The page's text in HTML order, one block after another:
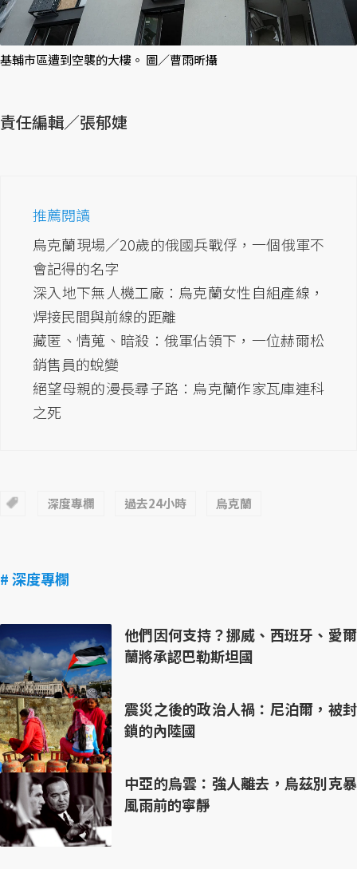
基輔市區遭到空襲的大樓。 圖／曹雨昕攝
責任編輯／張郁婕
推薦閱讀
烏克蘭現場／20歲的俄國兵戰俘，一個俄軍不
會記得的名字
深入地下無人機工廠：烏克蘭女性自組產線，
焊接民間與前線的距離
藏匿、情蒐、暗殺：俄軍佔領下，一位赫爾松
銷售員的蛻變
絕望母親的漫長尋子路：烏克蘭作家瓦庫連科
之死
深度專欄 過去24小時 烏克蘭
# 深度專欄
他們因何支持？挪威、西班牙、愛爾
蘭將承認巴勒斯坦國
震災之後的政治人禍：尼泊爾，被封
鎖的內陸國
中亞的烏雲：強人離去，烏茲別克暴
風雨前的寧靜